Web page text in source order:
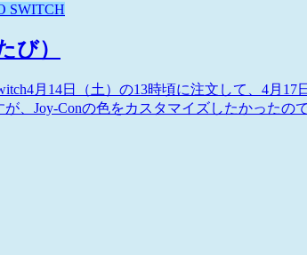
SWITCH
び）
月14日（土）の13時頃に注文して、4月17
、Joy-Conの色をカスタマイズしたかったの